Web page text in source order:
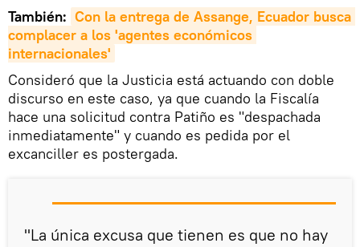
También: Con la entrega de Assange, Ecuador busca
complacer a los 'agentes económicos
internacionales'
Consideró que la Justicia está actuando con doble
discurso en este caso, ya que cuando la Fiscalía
hace una solicitud contra Patiño es "despachada
inmediatamente" y cuando es pedida por el
excanciller es postergada.
"La única excusa que tienen es que no hay